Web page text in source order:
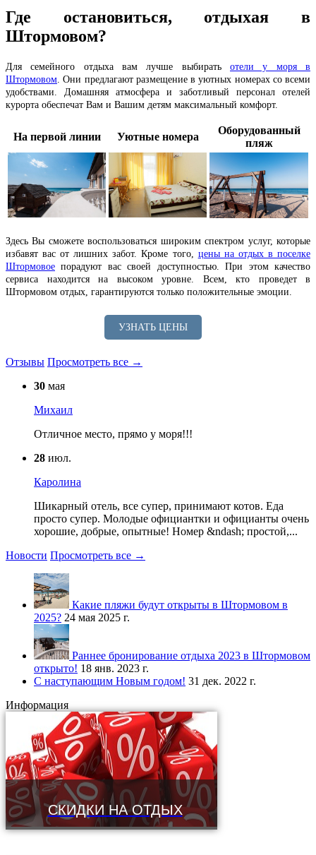
Где остановиться, отдыхая в
Штормовом?
Для семейного отдыха вам лучше выбирать отели у моря в
Штормовом. Они предлагают размещение в уютных номерах со всеми
удобствами. Домашняя атмосфера и заботливый персонал отелей
курорта обеспечат Вам и Вашим детям максимальный комфорт.
На первой линии Уютные номера
Оборудованный
пляж
Здесь Вы сможете воспользоваться широким спектром услуг, которые
избавят вас от лишних забот. Кроме того, цены на отдых в поселке
Штормовое порадуют вас своей доступностью. При этом качество
сервиса находится на высоком уровне. Всем, кто проведет в
Штормовом отдых, гарантируются только положительные эмоции.
УЗНАТЬ ЦЕНЫ
Отзывы Просмотреть все →
30 мая
Михаил
Отличное место, прямо у моря!!!
28 июл.
Каролина
Шикарный отель, все супер, принимают котов. Еда
просто супер. Молодые официантки и официанты очень
хорошие, добрые, опытные! Номер &ndash; простой,...
Новости Просмотреть все →
Какие пляжи будут открыты в Штормовом в
2025? 24 мая 2025 г.
Раннее бронирование отдыха 2023 в Штормовом
открыто! 18 янв. 2023 г.
С наступающим Новым годом! 31 дек. 2022 г.
Информация
СКИДКИ НА ОТДЫХ